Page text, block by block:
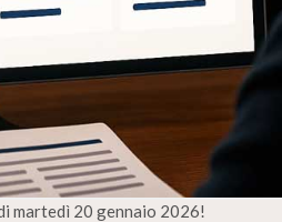
martedì 20 gennaio 2026!